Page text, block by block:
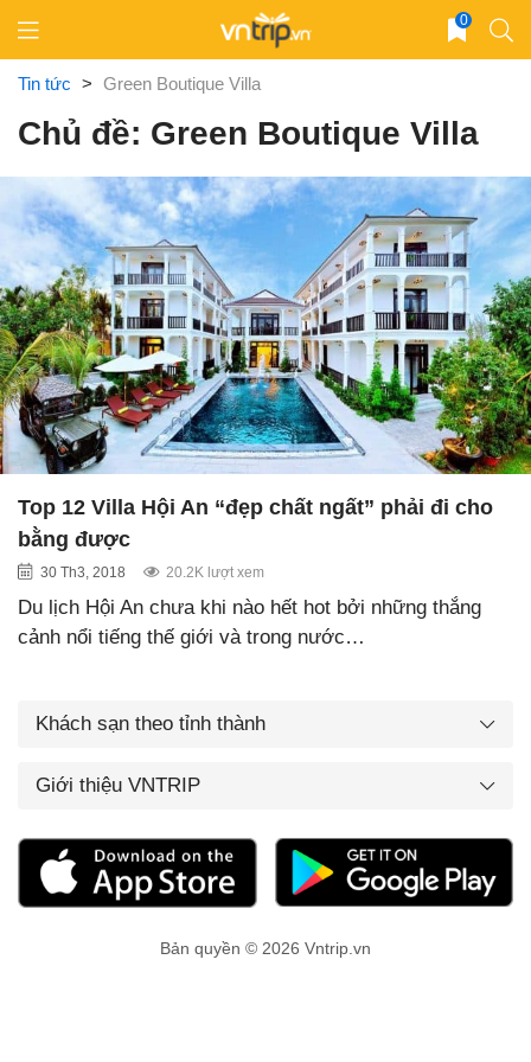
content
0
Tin tức > Green Boutique Villa
Chủ đề: Green Boutique Villa
Top 12 Villa Hội An “đẹp chất ngất” phải đi cho
bằng được
30 Th3, 2018 20.2K lượt xem
Du lịch Hội An chưa khi nào hết hot bởi những thắng
cảnh nổi tiếng thế giới và trong nước…
Khách sạn theo tỉnh thành
Giới thiệu VNTRIP
Bản quyền © 2026 Vntrip.vn